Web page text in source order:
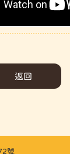
返回
號